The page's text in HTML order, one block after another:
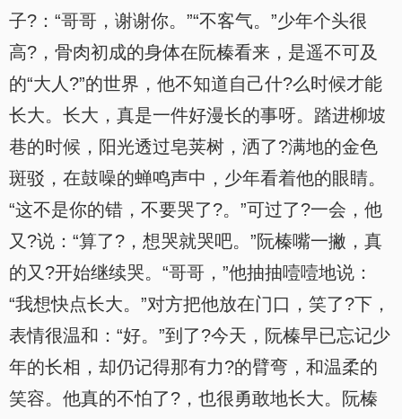
子?：“哥哥，谢谢你。”“不客气。”少年个头很
高?，骨肉初成的身体在阮榛看来，是遥不可及
的“大人?”的世界，他不知道自己什?么时候才能
长大。长大，真是一件好漫长的事呀。踏进柳坡
巷的时候，阳光透过皂荚树，洒了?满地的金色
斑驳，在鼓噪的蝉鸣声中，少年看着他的眼睛。
“这不是你的错，不要哭了?。”可过了?一会，他
又?说：“算了?，想哭就哭吧。”阮榛嘴一撇，真
的又?开始继续哭。“哥哥，”他抽抽噎噎地说：
“我想快点长大。”对方把他放在门口，笑了?下，
表情很温和：“好。”到了?今天，阮榛早已忘记少
年的长相，却仍记得那有力?的臂弯，和温柔的
笑容。他真的不怕了?，也很勇敢地长大。阮榛